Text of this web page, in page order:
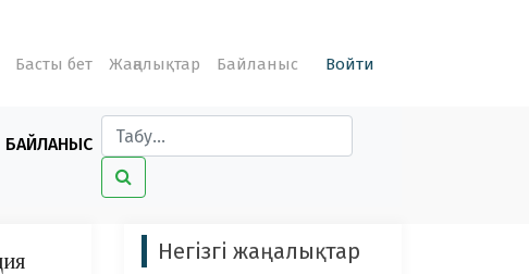
Басты бет Жаңалықтар Байланыс Войти
БАЙЛАНЫС
Негізгі жаңалықтар